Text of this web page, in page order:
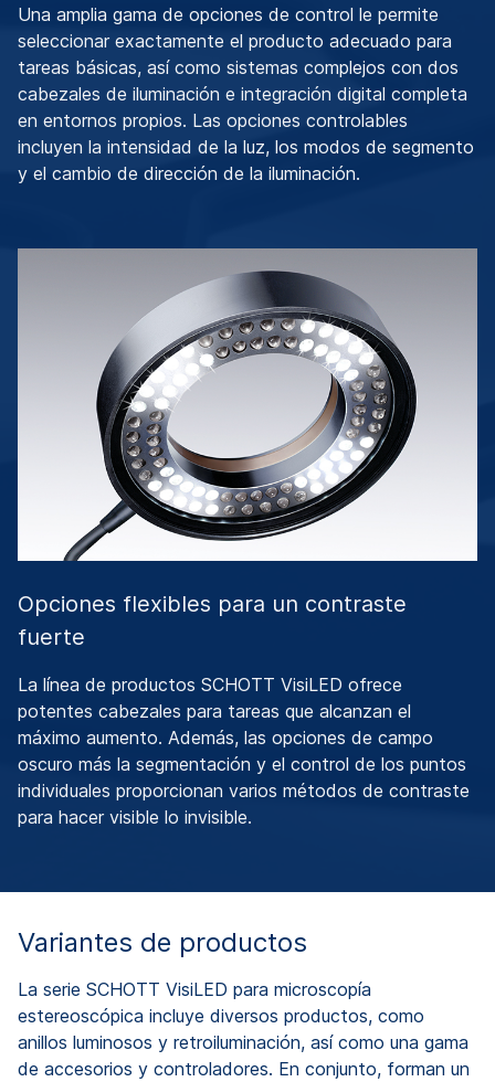
Una amplia gama de opciones de control le permite
seleccionar exactamente el producto adecuado para
tareas básicas, así como sistemas complejos con dos
cabezales de iluminación e integración digital completa
en entornos propios. Las opciones controlables
incluyen la intensidad de la luz, los modos de segmento
y el cambio de dirección de la iluminación.
Opciones flexibles para un contraste
fuerte
La línea de productos SCHOTT VisiLED ofrece
potentes cabezales para tareas que alcanzan el
máximo aumento. Además, las opciones de campo
oscuro más la segmentación y el control de los puntos
individuales proporcionan varios métodos de contraste
para hacer visible lo invisible.
Variantes de productos
La serie SCHOTT VisiLED para microscopía
estereoscópica incluye diversos productos, como
anillos luminosos y retroiluminación, así como una gama
de accesorios y controladores. En conjunto, forman un